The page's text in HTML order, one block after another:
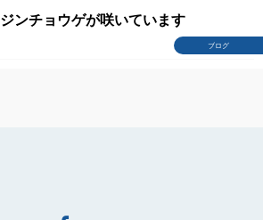
ブログ
ジンチョウゲが咲いています